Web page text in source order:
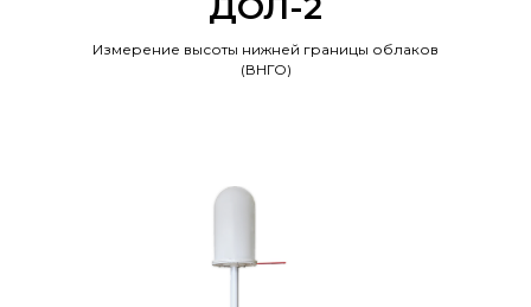
Измерение высоты нижней границы облаков
(ВНГО)